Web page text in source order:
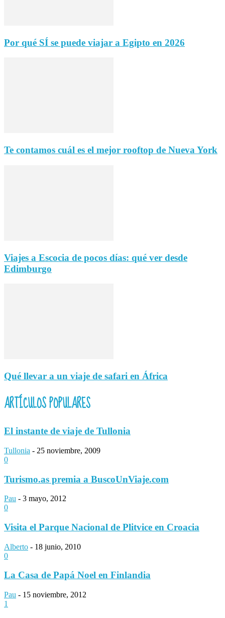
Por qué SÍ se puede viajar a Egipto en 2026
Te contamos cuál es el mejor rooftop de Nueva York
Viajes a Escocia de pocos días: qué ver desde
Edimburgo
Qué llevar a un viaje de safari en África
ARTÍCULOS POPULARES
El instante de viaje de Tullonia
Tullonia - 25 noviembre, 2009
0
Turismo.as premia a BuscoUnViaje.com
Pau - 3 mayo, 2012
0
Visita el Parque Nacional de Plitvice en Croacia
Alberto - 18 junio, 2010
0
La Casa de Papá Noel en Finlandia
Pau - 15 noviembre, 2012
1